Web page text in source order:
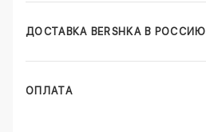
ДОСТАВКА BERSHKA В РОССИЮ
ОПЛАТА